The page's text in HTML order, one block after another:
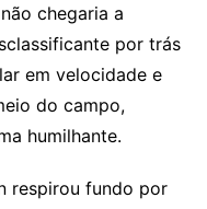
chegaria a
por trás
em velocidade e
do campo,
humilhante.
respirou fundo por